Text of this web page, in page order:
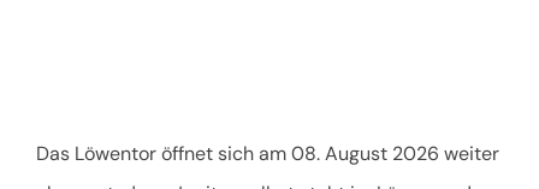
Das Löwentor öffnet sich am 08. August 2026 weiter